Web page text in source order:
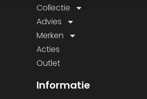
Collectie
Advies
Merken
Acties
Outlet
Informatie